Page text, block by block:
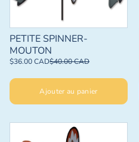
PETITE SPINNER-
MOUTON
$36.00 CAD$40.00 CAD
Ajouter au panier